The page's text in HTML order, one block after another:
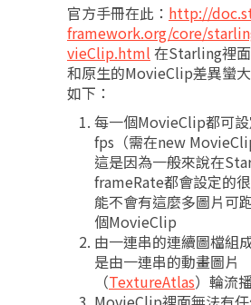
官方手冊在此： http://
framework.org/core/
vieClip.html 在Starling裡
和原生的MovieClip差異蠻
如下：
每一個MovieClip都可
fps（需在new
這是因為一般來說在
frameRate都會設定的
能不會有這麼多圖片可
個MovieClip
由一連串的連續圖檔組
是由一連串的動畫圖片
（TextureAtlas）輪流